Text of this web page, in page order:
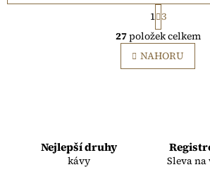
O
v
l
á
S
t
r
á
n
k
1 3
27položek celkem
NAHORU
Nejlepší druhy
kávy
Sleva